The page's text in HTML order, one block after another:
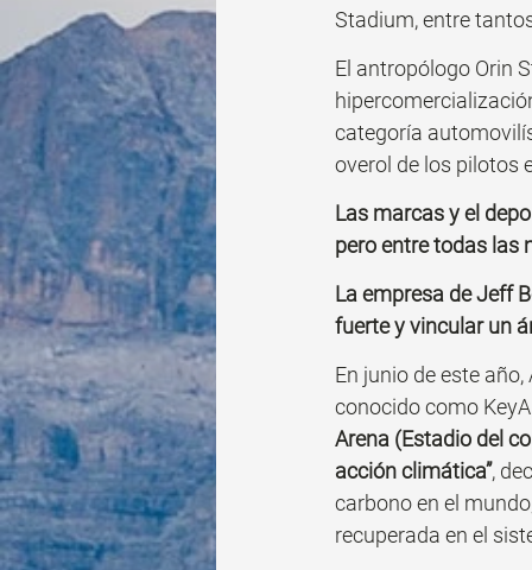
Stadium, entre
El antropólogo Orin
categoría
overol de los pilotos
Las marcas y el
pero entre todas las
La empresa de Jeff
fuerte y vincular un
En junio de este
conocido como
Arena (Estadio del
acción climática”,
carbono en el
recuperada en el